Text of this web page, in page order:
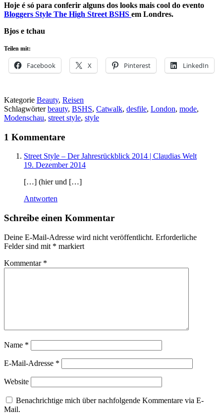
Hoje é só para conferir alguns dos looks mais cool do evento
Bloggers Style The High Street BSHS em Londres.
Bjos e tchau
Teilen mit:
Facebook X Pinterest LinkedIn
Kategorie Beauty, Reisen
Schlagwörterbeauty, BSHS, Catwalk, desfile, London, mode,
Modenschau, street style, style
1 Kommentare
Street Style – Der Jahresrückblick 2014 | Claudias Welt
19. Dezember 2014
[…] (hier und […]
Antworten
Schreibe einen Kommentar
Deine E-Mail-Adresse wird nicht veröffentlicht. Erforderliche
Felder sind mit * markiert
Kommentar *
Name *
E-Mail-Adresse *
Website
Benachrichtige mich über nachfolgende Kommentare via E-
Mail.